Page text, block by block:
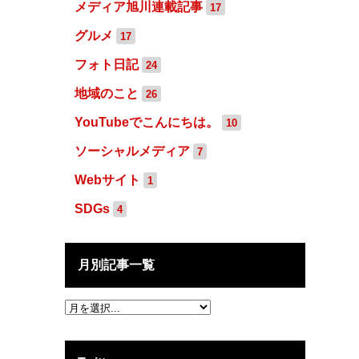
メディア旭川連載記事 17
グルメ 17
フォト日記 24
地域のこと 26
YouTubeでこんにちは。 10
ソーシャルメディア 7
Webサイト 1
SDGs 4
月別記事一覧